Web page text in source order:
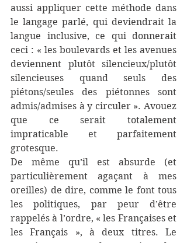
aussi appliquer cette méthode dans
le langage parlé, qui deviendrait la
langue inclusive, ce qui donnerait
ceci : « les boulevards et les avenues
deviennent plutôt silencieux/plutôt
silencieuses quand seuls des
piétons/seules des piétonnes sont
admis/admises à y circuler ». Avouez
que ce serait totalement
impraticable et parfaitement
grotesque.
De même qu’il est absurde (et
particulièrement agaçant à mes
oreilles) de dire, comme le font tous
les politiques, par peur d’être
rappelés à l’ordre, « les Françaises et
les Français », à deux titres. Le